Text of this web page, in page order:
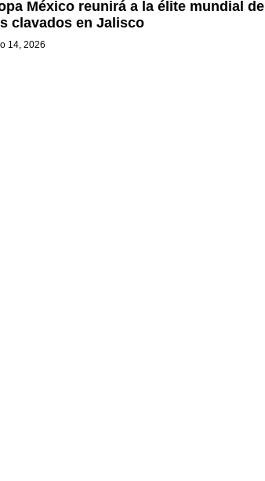
México reunirá a la élite mundial de
clavados en Jalisco
14, 2026